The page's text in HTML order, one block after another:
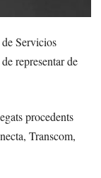
Servicios
representar de
procedents
Transcom,